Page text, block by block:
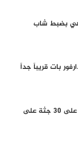
بضبط شاب
بات قريباً جداً
شهود يكشفون تفاصيل العثور على 30 جثة على